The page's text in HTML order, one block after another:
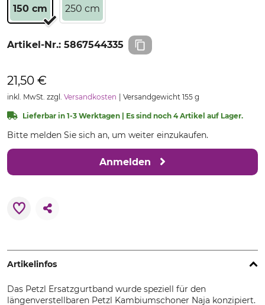
150 cm 250 cm
Artikel-Nr.: 5867544335
21,50 €
inkl. MwSt. zzgl. Versandkosten Versandgewicht 155 g
Lieferbar in 1-3 Werktagen | Es sind noch 4 Artikel auf Lager.
Bitte melden Sie sich an, um weiter einzukaufen.
Anmelden
Artikelinfos
Das Petzl Ersatzgurtband wurde speziell für den
längenverstellbaren Petzl Kambiumschoner Naja konzipiert.